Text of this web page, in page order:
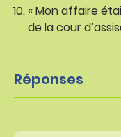
« Mon affaire
de la cour
Réponses